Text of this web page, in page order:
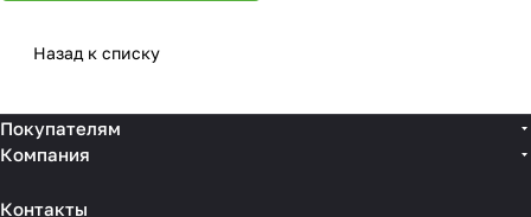
Назад к списку
Покупателям
Компания
Контакты